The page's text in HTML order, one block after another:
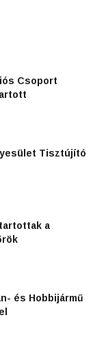
Csoport
Tisztújító
a
és Hobbijármű